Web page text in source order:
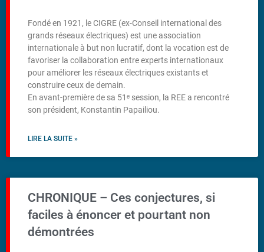
Fondé en 1921, le CIGRE (ex-Conseil international des
grands réseaux électriques) est une association
internationale à but non lucratif, dont la vocation est de
favoriser la collaboration entre experts internationaux
pour améliorer les réseaux électriques existants et
construire ceux de demain.
En avant-première de sa 51ᵉ session, la REE a rencontré
son président, Konstantin Papailiou.
LIRE LA SUITE »
CHRONIQUE – Ces conjectures, si
faciles à énoncer et pourtant non
démontrées